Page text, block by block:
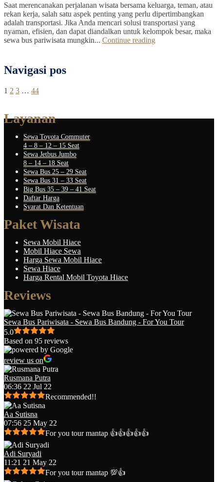
Saat merencanakan perjalanan wisata bersama keluarga, teman, atau
rekan kerja, salah satu aspek penting yang perlu dipertimbangkan
adalah transportasi. Jika Anda mencari solusi transportasi yang
nyaman, efisien, dan dapat diandalkan untuk kelompok besar, maka
sewa bus pariwisata mungkin... Continue reading
Navigasi pos
1 2 3 … 44
Layanan
Sewa Toyota Commuter
4 – 8 – 12 – 15 Seat
Sewa Jetbus Jumbo
8 – 14 – 18 Seat
Sewa Bus 25 – 29 Seat
Sewa Bus 31 – 33 Seat
Big Bus 35 – 39 – 41 Seat
Daftar Harga
Syarat Dan Ketentuan
Paket Wisata
Sewa Mobil Hiace
Mobil Hiace Sewa
Harga Sewa Mobil Hiace
Sewa Hiace
Harga Rental Mobil Toyota Hiace
Reviews
Sewa Bus Pariwisata - Sewa Bus Bandung - For You Tour
5.0
Based on 95 reviews
review us on
Rusmana Putra
06:36 22 Jul 22
Recommended!!
Aa Sutisna
07:56 25 May 22
For you tour mantap 👍👍👍👍👍
Adi Suryadi
11:21 21 May 22
For you tour mantap 💯👍